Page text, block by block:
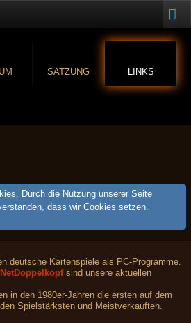
SATZUNG LINKS
Durch die Nutzung unserer Seite
dass wir Cookies setzen.
deutsche Kartenspiele als PC-Programme.
NetDoppelkopf sind unsere aktuellen
in den 1980er-Jahren die ersten auf dem
Spielstärksten und Meistverkauften.